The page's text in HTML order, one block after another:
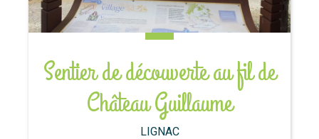
Sentier de découverte au fil de
Château Guillaume
LIGNAC